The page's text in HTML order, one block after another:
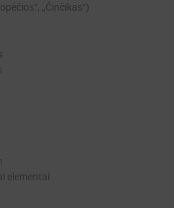
„Činčikas“)
elementai